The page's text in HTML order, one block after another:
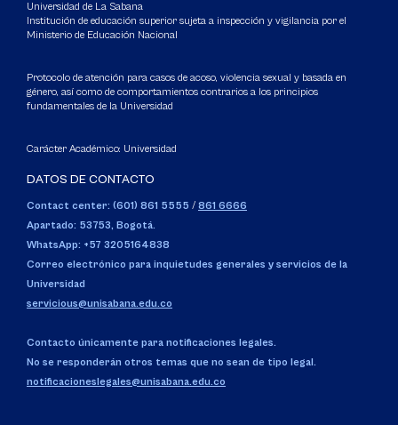
Universidad de La Sabana
Institución de educación superior sujeta a inspección y vigilancia por el
Ministerio de Educación Nacional
Protocolo de atención para casos de acoso, violencia sexual y basada en
género, así como de comportamientos contrarios a los principios
fundamentales de la Universidad
Carácter Académico: Universidad
DATOS DE CONTACTO
Contact center: (601) 861 5555 / 861 6666
Apartado: 53753, Bogotá.
WhatsApp: +57 3205164838
Correo electrónico para inquietudes generales y servicios de la
Universidad
servicious@unisabana.edu.co
Contacto únicamente para notificaciones legales.
No se responderán otros temas que no sean de tipo legal.
notificacioneslegales@unisabana.edu.co